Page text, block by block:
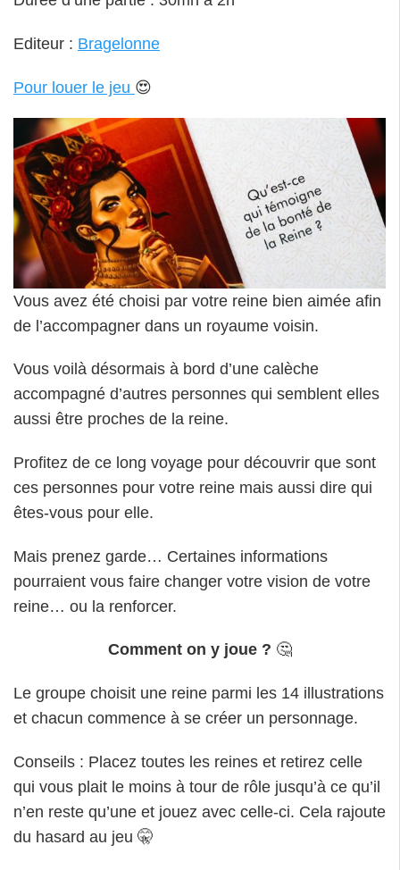
Editeur : Bragelonne
Pour louer le jeu 😍
Vous avez été choisi par votre reine bien aimée afin
de l’accompagner dans un royaume voisin.
Vous voilà désormais à bord d’une calèche
accompagné d’autres personnes qui semblent elles
aussi être proches de la reine.
Profitez de ce long voyage pour découvrir que sont
ces personnes pour votre reine mais aussi dire qui
êtes-vous pour elle.
Mais prenez garde… Certaines informations
pourraient vous faire changer votre vision de votre
reine… ou la renforcer.
Comment on y joue ? 🤔
Le groupe choisit une reine parmi les 14 illustrations
et chacun commence à se créer un personnage.
Conseils : Placez toutes les reines et retirez celle
qui vous plait le moins à tour de rôle jusqu’à ce qu’il
n’en reste qu’une et jouez avec celle-ci. Cela rajoute
du hasard au jeu 🤫